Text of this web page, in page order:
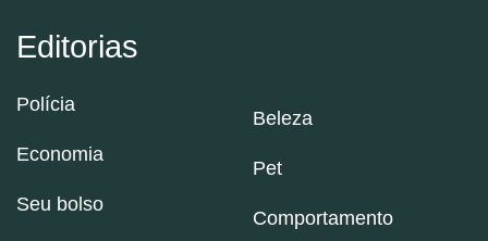
Editorias
Polícia
Economia
Seu bolso
Beleza
Pet
Comportamento